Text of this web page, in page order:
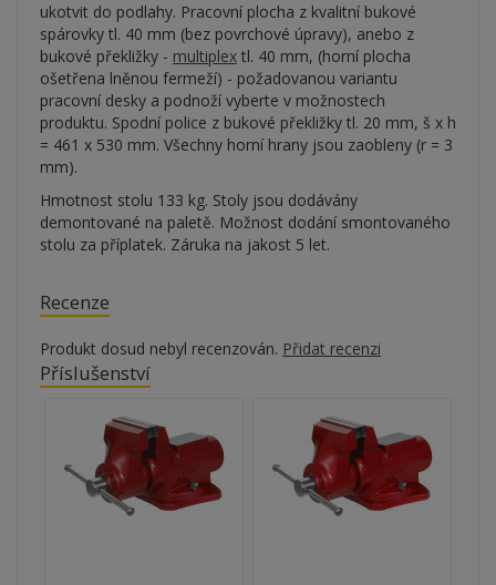
ukotvit do podlahy. Pracovní plocha z kvalitní bukové
spárovky tl. 40 mm (bez povrchové úpravy), anebo z
bukové překližky - multiplex tl. 40 mm, (horní plocha
ošetřena lněnou fermeží) - požadovanou variantu
pracovní desky a podnoží vyberte v možnostech
produktu. Spodní police z bukové překližky tl. 20 mm, š x h
= 461 x 530 mm. Všechny horní hrany jsou zaobleny (r = 3
mm).
Hmotnost stolu 133 kg. Stoly jsou dodávány
demontované na paletě. Možnost dodání smontovaného
stolu za příplatek. Záruka na jakost 5 let.
Recenze
Produkt dosud nebyl recenzován. Přidat recenzi
Příslušenství